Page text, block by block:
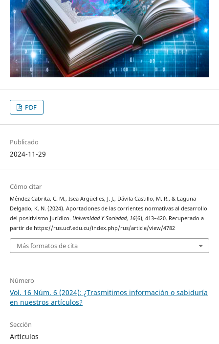
PDF
Publicado
2024-11-29
Cómo citar
Méndez Cabrita, C. M., Isea Argüelles, J. J., Dávila Castillo, M. R., & Laguna
Delgado, K. N. (2024). Aportaciones de las corrientes normativas al desarrollo
del positivismo jurídico. Universidad Y Sociedad, 16(6), 413–420. Recuperado a
partir de https://rus.ucf.edu.cu/index.php/rus/article/view/4782
Más formatos de cita
Número
Vol. 16 Núm. 6 (2024): ¿Trasmitimos información o sabiduría
en nuestros artículos?
Sección
Artículos